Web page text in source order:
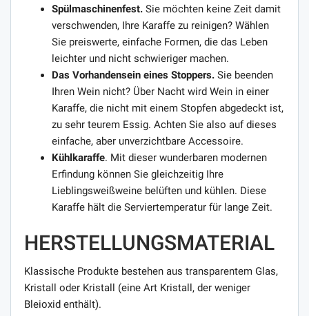
Spülmaschinenfest. Sie möchten keine Zeit damit
verschwenden, Ihre Karaffe zu reinigen? Wählen
Sie preiswerte, einfache Formen, die das Leben
leichter und nicht schwieriger machen.
Das Vorhandensein eines Stoppers. Sie beenden
Ihren Wein nicht? Über Nacht wird Wein in einer
Karaffe, die nicht mit einem Stopfen abgedeckt ist,
zu sehr teurem Essig. Achten Sie also auf dieses
einfache, aber unverzichtbare Accessoire.
Kühlkaraffe. Mit dieser wunderbaren modernen
Erfindung können Sie gleichzeitig Ihre
Lieblingsweißweine belüften und kühlen. Diese
Karaffe hält die Serviertemperatur für lange Zeit.
HERSTELLUNGSMATERIAL
Klassische Produkte bestehen aus transparentem Glas,
Kristall oder Kristall (eine Art Kristall, der weniger
Bleioxid enthält).